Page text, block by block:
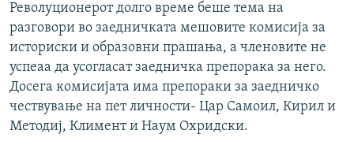
Револуционерот долго време беше тема на
разговори во заедничката мешовите комисија за
историски и образовни прашања, а членовите не
успеаа да усогласат заедничка препорака за него.
Досега комисијата има препораки за заедничко
чествување на пет личности- Цар Самоил, Кирил и
Методиј, Климент и Наум Охридски.